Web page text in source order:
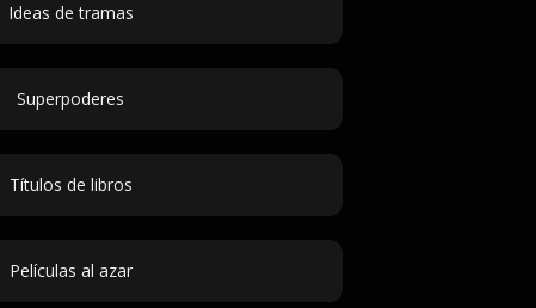
Ideas de tramas
Superpoderes
Títulos de libros
Películas al azar